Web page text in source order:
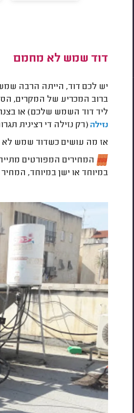
דוד שמש לא מחמם
יש לכם דוד, הייתה הרבה
ברוב המכריע של המקרים,
ליד דוד השמש שלכם) או
נזילה (רק נזילה די רצינית
אז מה עושים כשדוד שמש לא
המחירים המפורטים
במיוחד או ישן במיוחד, המחיר יהיה